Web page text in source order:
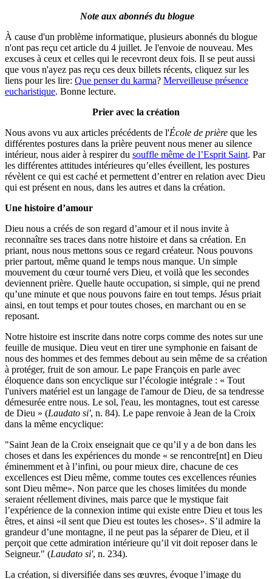
Note aux abonnés du blogue
À cause d'un problème informatique, plusieurs abonnés du blogue
n'ont pas reçu cet article du 4 juillet. Je l'envoie de nouveau. Mes
excuses à ceux et celles qui le recevront deux fois. Il se peut aussi
que vous n'ayez pas reçu ces deux billets récents, cliquez sur les
liens pour les lire: Que penser du karma? Merveilleuse présence
eucharistique. Bonne lecture.
Prier avec la création
Nous avons vu aux articles précédents de l'École de prière que les
différentes postures dans la prière peuvent nous mener au silence
intérieur, nous aider à respirer du souffle même de l’Esprit Saint. Par
les différentes attitudes intérieures qu’elles éveillent, les postures
révèlent ce qui est caché et permettent d’entrer en relation avec Dieu
qui est présent en nous, dans les autres et dans la création.
Une histoire d’amour
Dieu nous a créés de son regard d’amour et il nous invite à
reconnaître ses traces dans notre histoire et dans sa création. En
priant, nous nous mettons sous ce regard créateur. Nous pouvons
prier partout, même quand le temps nous manque. Un simple
mouvement du cœur tourné vers Dieu, et voilà que les secondes
deviennent prière. Quelle haute occupation, si simple, qui ne prend
qu’une minute et que nous pouvons faire en tout temps. Jésus priait
ainsi, en tout temps et pour toutes choses, en marchant ou en se
reposant.
Notre histoire est inscrite dans notre corps comme des notes sur une
feuille de musique. Dieu veut en tirer une symphonie en faisant de
nous des hommes et des femmes debout au sein même de sa création
à protéger, fruit de son amour. Le pape François en parle avec
éloquence dans son encyclique sur l’écologie intégrale : « Tout
l'univers matériel est un langage de l'amour de Dieu, de sa tendresse
démesurée entre nous. Le sol, l'eau, les montagnes, tout est caresse
de Dieu » (Laudato si', n. 84). Le pape renvoie à Jean de la Croix
dans la même encyclique:
"Saint Jean de la Croix enseignait que ce qu’il y a de bon dans les
choses et dans les expériences du monde « se rencontre[nt] en Dieu
éminemment et à l’infini, ou pour mieux dire, chacune de ces
excellences est Dieu même, comme toutes ces excellences réunies
sont Dieu même». Non parce que les choses limitées du monde
seraient réellement divines, mais parce que le mystique fait
l’expérience de la connexion intime qui existe entre Dieu et tous les
êtres, et ainsi «il sent que Dieu est toutes les choses». S’il admire la
grandeur d’une montagne, il ne peut pas la séparer de Dieu, et il
perçoit que cette admiration intérieure qu’il vit doit reposer dans le
Seigneur." (Laudato si', n. 234).
La création, si diversifiée dans ses œuvres, évoque l’image du